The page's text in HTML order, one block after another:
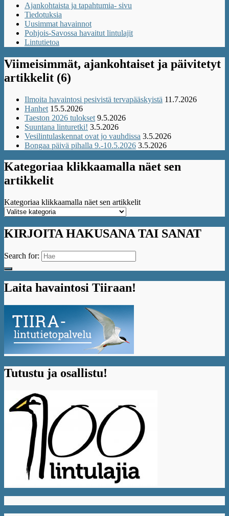
Ajankohtaista ja tapahtumia- sivu
Tiedotuksia
Uusimmat havainnot
Pohjois-Savossa havaitut lintulajit
Lintutietoa
Viimeisimmät, ajankohtaiset ja päivitetyt
artikkelit (6)
Ilmoita havaintosi pesivistä tervapääskyistä 11.7.2026
Hanhet 15.5.2026
Taeston 2026 tulokset 9.5.2026
Suuntana linturetki! 3.5.2026
Vesilintulaskennat ovat jo vauhdissa 3.5.2026
Bongaa päivä pihalla 9.-10.5.2026 3.5.2026
Kategoriaa klikkaamalla näet sen
artikkelit
Kategoriaa klikkaamalla näet sen artikkelit
KIRJOITA HAKUSANA TAI SANAT
Search for:
Laita havaintosi Tiiraan!
Tutustu ja osallistu!